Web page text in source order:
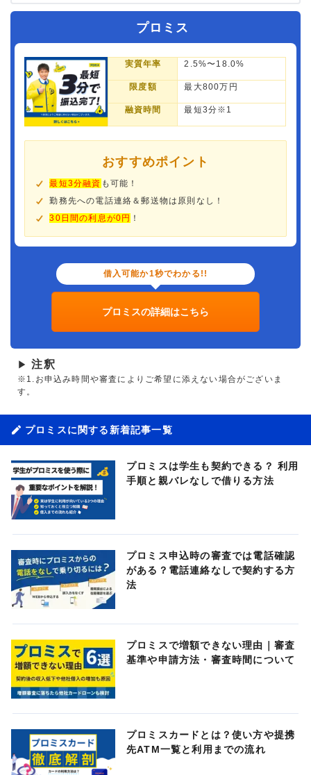
プロミス
実質年率 2.5%〜18.0%
限度額 最大800万円
融資時間 最短3分※1
おすすめポイント
最短3分融資 も可能！
勤務先への電話連絡＆郵送物は原則なし！
30日間の利息が0円 ！
借入可能か1秒でわかる!!
プロミスの詳細はこちら
▶ 注釈
※1.お申込み時間や審査によりご希望に添えない場合がございま
す。
プロミスに関する新着記事一覧
プロミスは学生も契約できる？ 利用
手順と親バレなしで借りる方法
プロミス申込時の審査では電話確認
がある？電話連絡なしで契約する方
法
プロミスで増額できない理由｜審査
基準や申請方法・審査時間について
プロミスカードとは？使い方や提携
先ATM一覧と利用までの流れ